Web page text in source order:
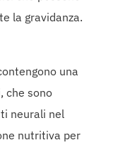
la gravidanza.
una
che sono
neurali nel
nutritiva per